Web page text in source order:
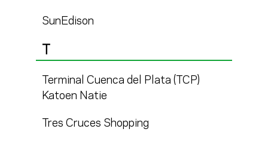
SunEdison
Terminal Cuenca del Plata (TCP)
Katoen Natie
Tres Cruces Shopping